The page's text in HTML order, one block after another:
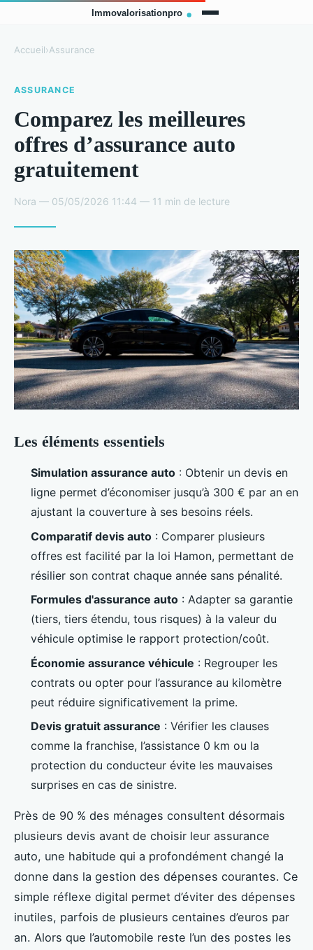
Accueil›Assurance
ASSURANCE
Comparez les meilleures
offres d’assurance auto
gratuitement
Nora — 05/05/2026 11:44 — 11 min de lecture
Les éléments essentiels
Simulation assurance auto : Obtenir un devis en
ligne permet d’économiser jusqu’à 300 € par an en
ajustant la couverture à ses besoins réels.
Comparatif devis auto : Comparer plusieurs
offres est facilité par la loi Hamon, permettant de
résilier son contrat chaque année sans pénalité.
Formules d'assurance auto : Adapter sa garantie
(tiers, tiers étendu, tous risques) à la valeur du
véhicule optimise le rapport protection/coût.
Économie assurance véhicule : Regrouper les
contrats ou opter pour l’assurance au kilomètre
peut réduire significativement la prime.
Devis gratuit assurance : Vérifier les clauses
comme la franchise, l’assistance 0 km ou la
protection du conducteur évite les mauvaises
surprises en cas de sinistre.
Près de 90 % des ménages consultent désormais
plusieurs devis avant de choisir leur assurance
auto, une habitude qui a profondément changé la
donne dans la gestion des dépenses courantes. Ce
simple réflexe digital permet d’éviter des dépenses
inutiles, parfois de plusieurs centaines d’euros par
an. Alors que l’automobile reste l’un des postes les